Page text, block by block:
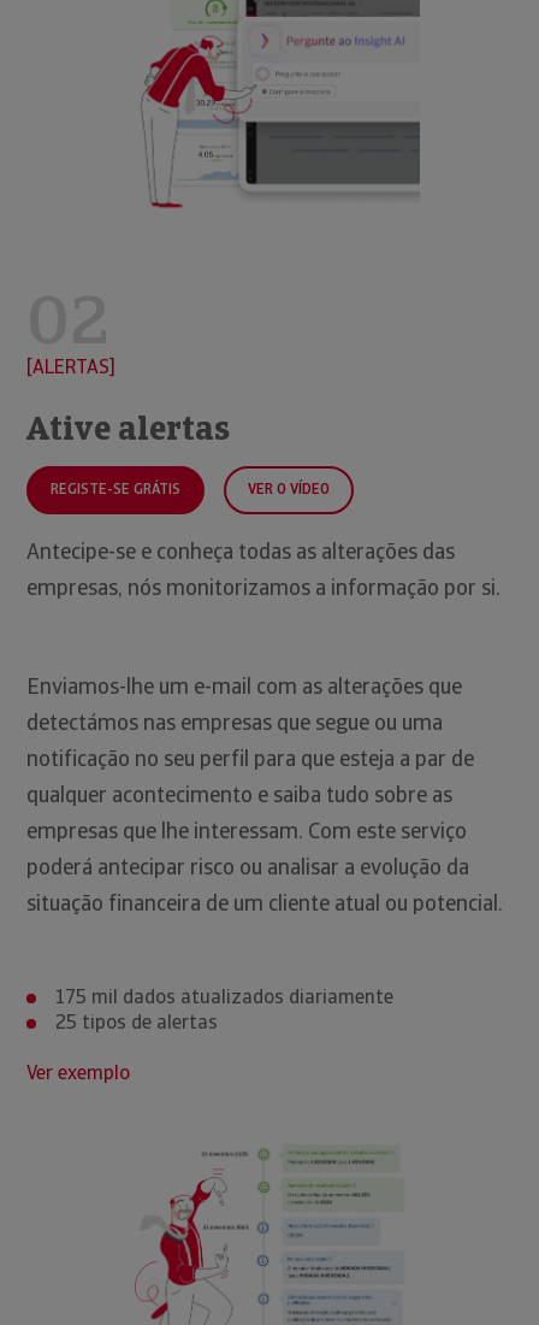
ALERTAS
Ative alertas
REGISTE-SE GRÁTIS VER O VÍDEO
Antecipe-se e conheça todas as alterações das
empresas, nós monitorizamos a informação por si.
Enviamos-lhe um e-mail com as alterações que
detectámos nas empresas que segue ou uma
notificação no seu perfil para que esteja a par de
qualquer acontecimento e saiba tudo sobre as
empresas que lhe interessam. Com este serviço
poderá antecipar risco ou analisar a evolução da
situação financeira de um cliente atual ou potencial.
175 mil dados atualizados diariamente
25 tipos de alertas
Ver exemplo